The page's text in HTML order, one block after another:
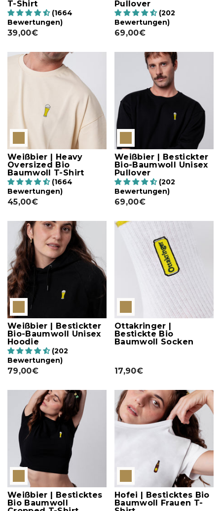
T-Shirt
(1664
Bewertungen)
39,00€
Pullover
(202
Bewertungen)
69,00€
Weißbier | Heavy
Oversized Bio
Baumwoll T-Shirt
(1664
Bewertungen)
45,00€
Weißbier | Bestickter
Bio-Baumwoll Unisex
Pullover
(202
Bewertungen)
69,00€
Weißbier | Bestickter
Bio-Baumwoll Unisex
Hoodie
(202
Bewertungen)
79,00€
Ottakringer |
Bestickte Bio
Baumwoll Socken
17,90€
Weißbier | Besticktes
Bio Baumwoll
Hofei | Besticktes Bio
Baumwoll Frauen T-